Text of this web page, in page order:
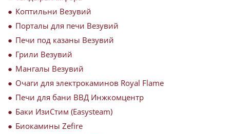
Коптильни Везувий
Порталы для печи Везувий
Печи под казаны Везувий
Грили Везувий
Мангалы Везувий
Очаги для электрокаминов Royal Flame
Печи для бани ВВД Инжкомцентр
Баки ИзиСтим (Easysteam)
Биокамины Zefire